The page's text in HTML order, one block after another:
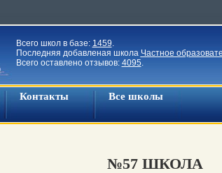
Всего школ в базе: 1459.
Последняя добавленая школа Частное
Всего оставлено отзывов: 4095.
Контакты Все школы
№57 ШКОЛА